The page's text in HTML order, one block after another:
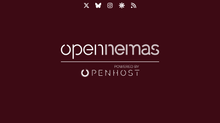
BlueskyInstagramGoogle Discover